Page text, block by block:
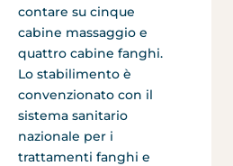
contare su cinque
cabine massaggio e
quattro cabine fanghi.
Lo stabilimento è
convenzionato con il
sistema sanitario
nazionale per i
trattamenti fanghi e